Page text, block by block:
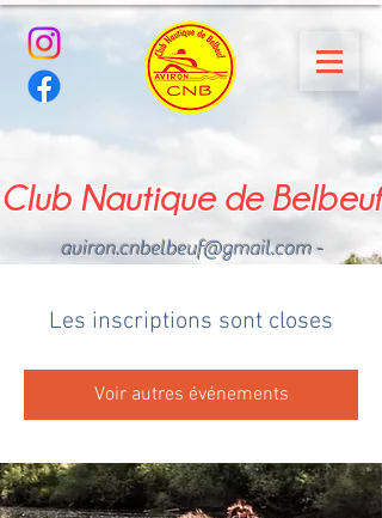
Club Nautique de Belbeuf
aviron.cnbelbeuf@gmail.com-
Les inscriptions sont closes
Voir autres événements